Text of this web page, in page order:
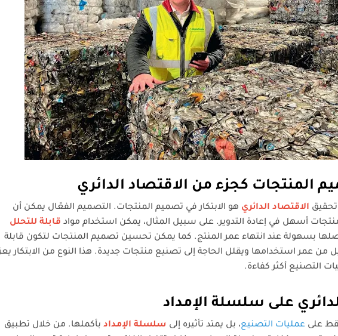
المنتجات كجزء من الاقتصاد الدائري
تحقيق الاقتصاد الدائري هو الابتكار في تصميم المنتجات. التصميم الفعّال يمكن أن
أسهل في إعادة التدوير. على سبيل المثال، يمكن استخدام مواد قابلة للتحلل
بسهولة عند انتهاء عمر المنتج. كما يمكن تحسين تصميم المنتجات لتكون قابلة
من عمر استخدامها ويقلل الحاجة إلى تصنيع منتجات جديدة. هذا النوع من الابتكار
التصنيع أكثر كفاءة.
على سلسلة الإمداد
على عمليات التصنيع، بل يمتد تأثيره إلى سلسلة الإمداد بأكملها. من خلال تطبيق